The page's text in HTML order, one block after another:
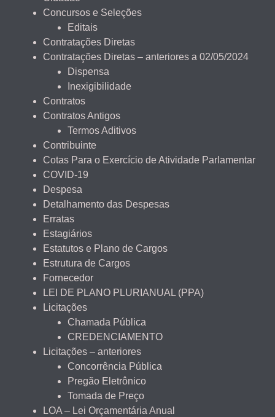
Concursos e Seleções
Editais
Contratações Diretas
Contratações Diretas – anteriores a 02/05/2024
Dispensa
Inexigibilidade
Contratos
Contratos Antigos
Termos Aditivos
Contribuinte
Cotas Para o Exercício de Atividade Parlamentar
COVID-19
Despesa
Detalhamento das Despesas
Erratas
Estagiários
Estatutos e Plano de Cargos
Estrutura de Cargos
Fornecedor
LEI DE PLANO PLURIANUAL (PPA)
Licitações
Chamada Pública
CREDENCIAMENTO
Licitações – anteriores
Concorrência Pública
Pregão Eletrônico
Tomada de Preço
LOA – Lei Orçamentária Anual